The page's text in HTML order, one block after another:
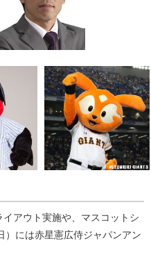
アウト実施や、マスコットシ
）には赤星憲広侍ジャパンアン